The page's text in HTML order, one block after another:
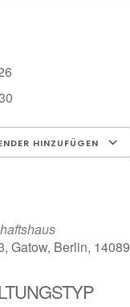
HINZUFÜGEN
Gatow, Berlin, 14089